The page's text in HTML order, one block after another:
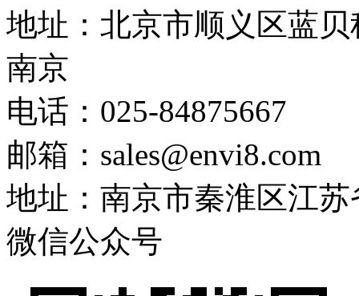
地址：北京市顺义区蓝贝
南京
电话：025-84875667
邮箱：sales@envi8.com
地址：南京市秦淮区江
微信公众号